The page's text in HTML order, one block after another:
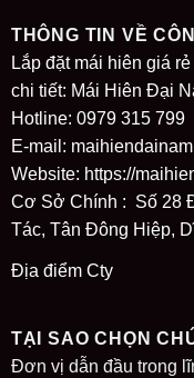
THÔNG TIN VỀ
Lắp đặt mái hiên giá
chi tiết: Mái Hiên Đại
Hotline: 0979 315 799
E-mail:
Website: https://
Cơ Sở Chính : Số 28
Tác, Tân Đông Hiệp,
Địa điểm Cty
TẠI SAO CHỌN
Đơn vị dẫn đầu trong